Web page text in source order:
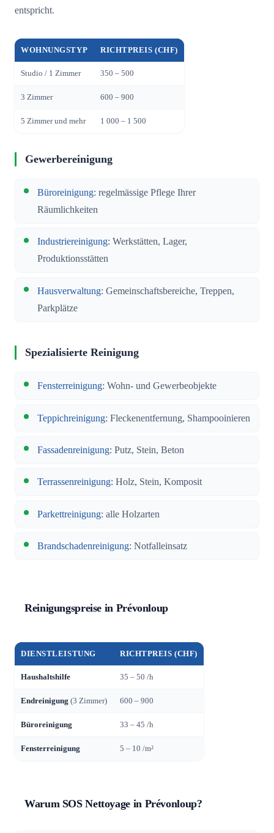
entspricht.
WOHNUNGSTYP RICHTPREIS (CHF)
Studio / 1 Zimmer 350 – 500
3 Zimmer 600 – 900
5 Zimmer und mehr 1 000 – 1 500
Gewerbereinigung
Büroreinigung: regelmässige Pflege Ihrer
Räumlichkeiten
Industriereinigung: Werkstätten, Lager,
Produktionsstätten
Hausverwaltung: Gemeinschaftsbereiche, Treppen,
Parkplätze
Spezialisierte Reinigung
Fensterreinigung: Wohn- und Gewerbeobjekte
Teppichreinigung: Fleckenentfernung, Shampooinieren
Fassadenreinigung: Putz, Stein, Beton
Terrassenreinigung: Holz, Stein, Komposit
Parkettreinigung: alle Holzarten
Brandschadenreinigung: Notfalleinsatz
Reinigungspreise in Prévonloup
DIENSTLEISTUNG RICHTPREIS (CHF)
Haushaltshilfe 35 – 50 /h
Endreinigung (3 Zimmer) 600 – 900
Büroreinigung 33 – 45 /h
Fensterreinigung 5 – 10 /m²
Warum SOS Nettoyage in Prévonloup?